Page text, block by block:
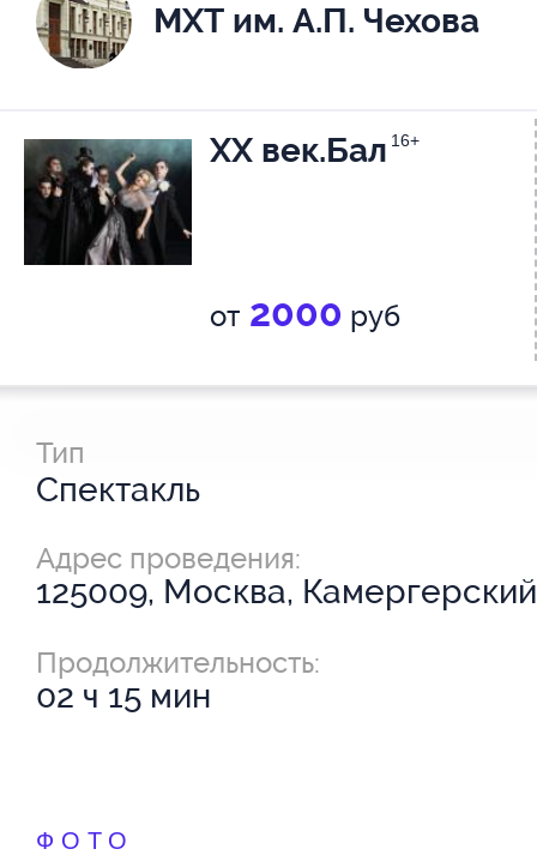
МХТ им. А.П. Чехова
ХХ век.Бал 16+
от 2000 руб
Тип
Спектакль
Адрес проведения:
125009, Москва,
Продолжительность:
02 ч 15 мин
ФОТО